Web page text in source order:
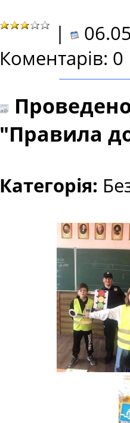
|
Коментарів:
"Правила
Категорія: